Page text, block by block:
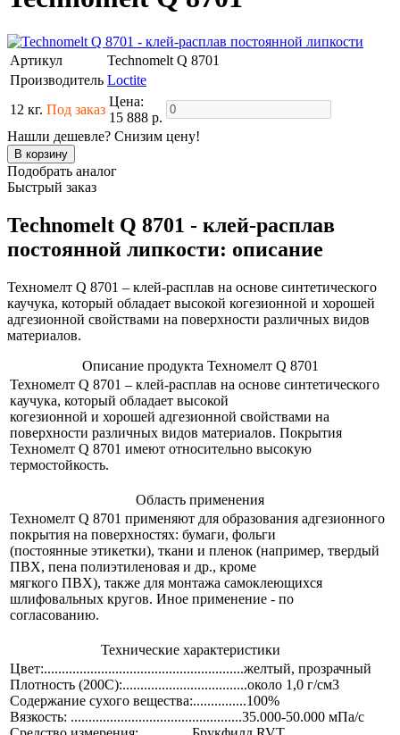
Артикул
Technomelt Q 8701
Производитель Loctite
12 кг. Под заказ
Цена:
15 888 р.
Нашли дешевле? Снизим цену!
Подобрать аналог
Быстрый заказ
Technomelt Q 8701 - клей-расплав
постоянной липкости: описание
Техномелт Q 8701 – клей-расплав на основе синтетического
каучука, который обладает высокой когезионной и хорошей
адгезионной свойствами на поверхности различных видов
материалов.
Описание продукта Техномелт Q 8701
Техномелт Q 8701 – клей-расплав на основе синтетического
каучука, который обладает высокой
когезионной и хорошей адгезионной свойствами на
поверхности различных видов материалов. Покрытия
Техномелт Q 8701 имеют относительно высокую
термостойкость.
Область применения
Техномелт Q 8701 применяют для образования адгезионного
покрытия на поверхностях: бумаги, фольги
(постоянные этикетки), ткани и пленок (например, твердый
ПВХ, пена полиэтиленовая и др., кроме
мягкого ПВХ), также для монтажа самоклеющихся
шлифовальных кругов. Иное применение - по
согласованию.
Технические характеристики
Цвет:........................................................желтый, прозрачный
Плотность (200С):...................................около 1,0 г/cм3
Содержание сухого вещества:...............100%
Вязкость: ................................................35.000-50.000 мПа/с